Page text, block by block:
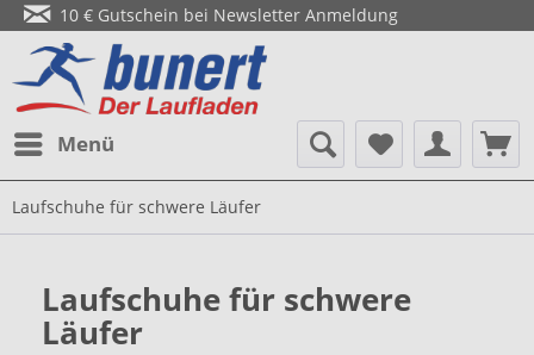
10 € Gutschein bei Newsletter Anmeldung
Menü
Laufschuhe für schwere Läufer
Laufschuhe für schwere
Läufer